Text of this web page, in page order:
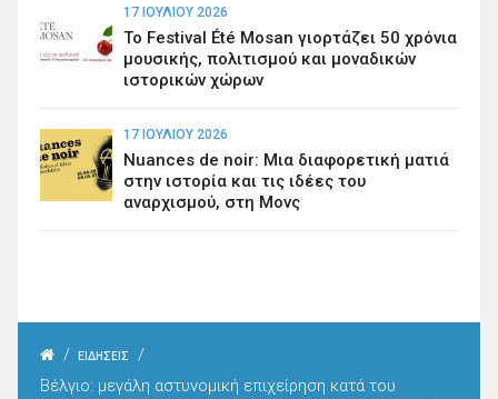
17 ΙΟΥΛΊΟΥ 2026
Το Festival Été Mosan γιορτάζει 50 χρόνια
μουσικής, πολιτισμού και μοναδικών
ιστορικών χώρων
17 ΙΟΥΛΊΟΥ 2026
Nuances de noir: Μια διαφορετική ματιά
στην ιστορία και τις ιδέες του
αναρχισμού, στη Μονς
/ ΕΙΔΗΣΕΙΣ
/
Βέλγιο: μεγάλη αστυνομική επιχείρηση κατά του